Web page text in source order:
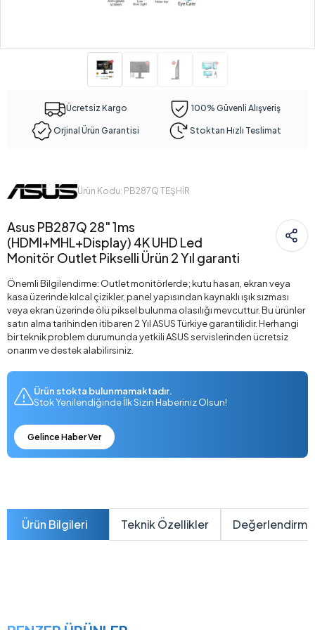
Ücretsiz Kargo 100% Güvenli Alışveriş
Orjinal Ürün Garantisi Stoktan Hızlı Teslimat
Ürün Kodu: PB287Q TEŞHİR
Asus PB287Q 28" 1ms
(HDMI+MHL+Display) 4K UHD Led
Monitör Outlet Pikselli Ürün 2 Yıl garanti
Önemli Bilgilendirme: Outlet monitörlerde; kutu hasarı, ekran veya
kasa üzerinde kılcal çizikler, panel yapısından kaynaklı ışık sızması
veya ekran üzerinde ölü piksel bulunma olasılığı mevcuttur. Bu ürünler
satın alma tarihinden itibaren 2 Yıl ASUS Türkiye garantilidir. Herhangi
bir teknik problem durumunda yetkili ASUS servislerinden ücretsiz
onarım ve destek alabilirsiniz.
Ürün stokta bulunmamaktadır.
Stok Yenilendiğinde İlk Sizin Haberiniz Olsun!
Gelince Haber Ver
Ürün Bilgileri Teknik Özellikler